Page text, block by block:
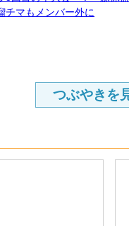
マもメンバー外に
つぶやきを